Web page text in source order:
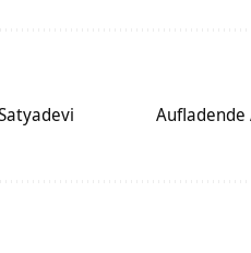
Aufladende